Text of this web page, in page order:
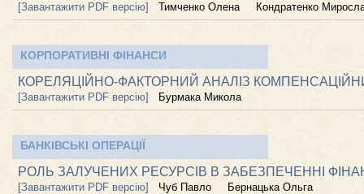
[Завантажити PDF версію] Тимченко Олена Кондратенко
КОРПОРАТИВНІ ФІНАНСИ
КОРЕЛЯЦІЙНО-ФАКТОРНИЙ АНАЛІЗ
[Завантажити PDF версію] Бурмака Микола
БАНКІВСЬКІ ОПЕРАЦІЇ
РОЛЬ ЗАЛУЧЕНИХ РЕСУРСІВ В ЗАБЕЗПЕЧЕННІ
[Завантажити PDF версію] Чуб Павло Бернацька Ольга